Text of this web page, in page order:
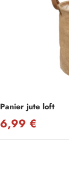
Panier jute loft
6,99 €